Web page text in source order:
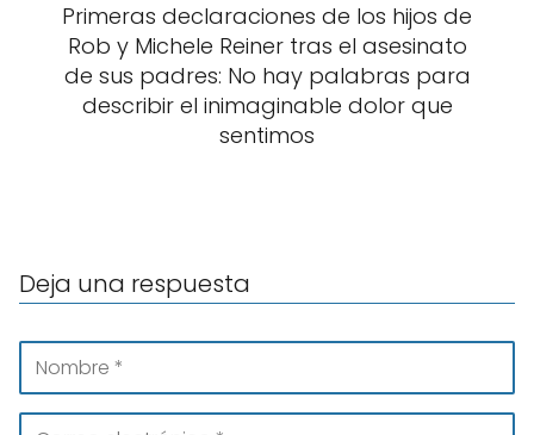
Primeras declaraciones de los hijos de
Rob y Michele Reiner tras el asesinato
de sus padres: No hay palabras para
describir el inimaginable dolor que
sentimos
Deja una respuesta